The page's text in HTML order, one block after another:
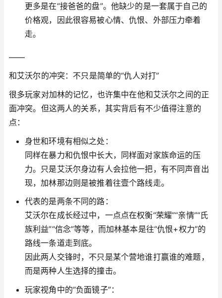
更多是在“接爸爸的盘”。他缺少的是一套属于自己的
价格观，因此很容易被心情、仇恨、外部压力牵着
走。
——
和艾沃尔的冲突：不只是简单的“仇人对打”
很多玩家对加林的记忆，也许集中在他和艾沃尔之间的正
面冲突。但这两人的关系，其实背后有不少值得注意的
点：
身世和环境有相似之处：
同样在暴力和仇恨中长大，同样面对家族命运的压
力。只是艾沃尔身边有人会拉他一把，有不同声音出
现，加林那边则是被推着往壹个路线走。
代表的是两条不同的路：
艾沃尔在成长经过中，一点点在权衡“荣耀”“亲情”“氏
族利益”“信念”等等，而加林基本是往“仇恨+权力”的
路线一条道走到底。
因此两人交锋时，不只是某个营地谁打赢谁的难题，
而是两种人生选择的撞击。
玩家视角中的“负面镜子”：